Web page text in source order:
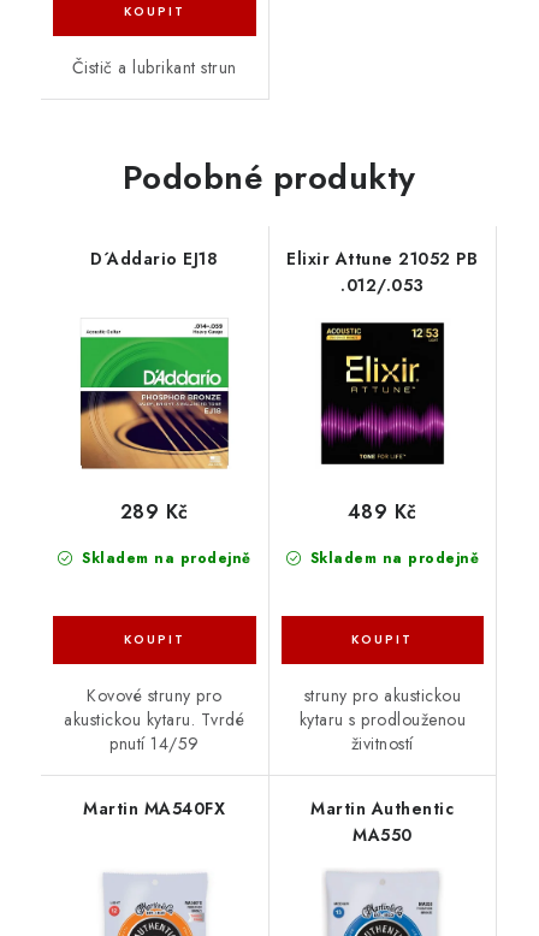
Čistič a lubrikant strun
Podobné produkty
D´Addario EJ18
Skladem na prodejně
289 Kč
Kovové struny pro
akustickou kytaru. Tvrdé
pnutí 14/59
Elixir Attune 21052 PB
.012/.053
Skladem na prodejně
489 Kč
struny pro akustickou
kytaru s prodlouženou
živitností
Martin MA540FX
Martin Authentic
MA550